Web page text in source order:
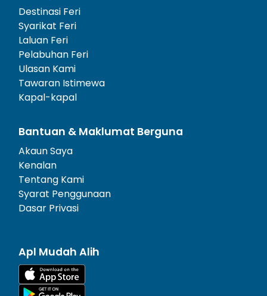
Destinasi Feri
Syarikat Feri
Laluan Feri
Pelabuhan Feri
Ulasan Kami
Tawaran Istimewa
Kapal-kapal
Bantuan & Maklumat Berguna
Akaun Saya
Kenalan
Tentang Kami
Syarat Penggunaan
Dasar Privasi
Apl Mudah Alih